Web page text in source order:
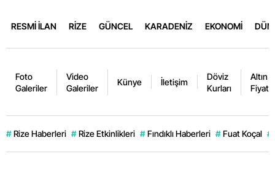
RESMİ İLAN RİZE GÜNCEL KARADENİZ EKONOMİ
Foto
Galeriler
Video
Galeriler
Künye İletişim
Döviz
Kurları
Altın
# Rize Haberleri # Rize Etkinlikleri # Fındıklı Haberleri # Fuat Koçal #